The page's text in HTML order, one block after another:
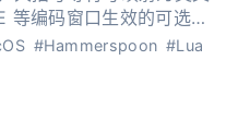
等编码窗口生效的可选判
#Hammerspoon #Lua